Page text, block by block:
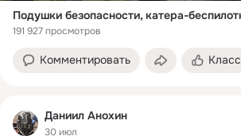
191 927 просмотров
Комментировать Класс
Даниил Анохин
30 июл